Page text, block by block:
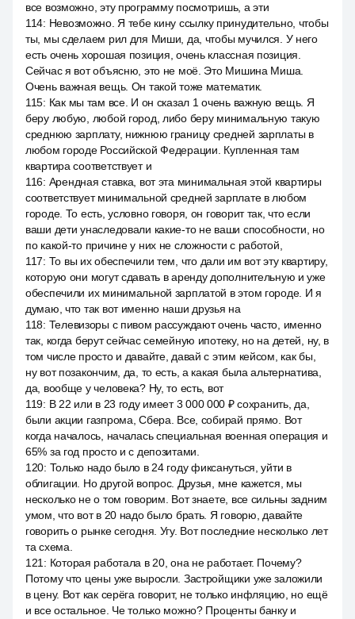
все возможно, эту программу посмотришь, а эти
114: Невозможно. Я тебе кину ссылку принудительно, чтобы
ты, мы сделаем рил для Миши, да, чтобы мучился. У него
есть очень хорошая позиция, очень классная позиция.
Сейчас я вот объясню, это не моё. Это Мишина Миша.
Очень важная вещь. Он такой тоже математик.
115: Как мы там все. И он сказал 1 очень важную вещь. Я
беру любую, любой город, либо беру минимальную такую
среднюю зарплату, нижнюю границу средней зарплаты в
любом городе Российской Федерации. Купленная там
квартира соответствует и
116: Арендная ставка, вот эта минимальная этой квартиры
соответствует минимальной средней зарплате в любом
городе. То есть, условно говоря, он говорит так, что если
ваши дети унаследовали какие-то не ваши способности, но
по какой-то причине у них не сложности с работой,
117: То вы их обеспечили тем, что дали им вот эту квартиру,
которую они могут сдавать в аренду дополнительную и уже
обеспечили их минимальной зарплатой в этом городе. И я
думаю, что так вот именно наши друзья на
118: Телевизоры с пивом рассуждают очень часто, именно
так, когда берут сейчас семейную ипотеку, но на детей, ну, в
том числе просто и давайте, давай с этим кейсом, как бы,
ну вот позакончим, да, то есть, а какая была альтернатива,
да, вообще у человека? Ну, то есть, вот
119: В 22 или в 23 году имеет 3 000 000 ₽ сохранить, да,
были акции газпрома, Сбера. Все, собирай прямо. Вот
когда началось, началась специальная военная операция и
65% за год просто и с депозитами.
120: Только надо было в 24 году фиксануться, уйти в
облигации. Но другой вопрос. Друзья, мне кажется, мы
несколько не о том говорим. Вот знаете, все сильны задним
умом, что вот в 20 надо было брать. Я говорю, давайте
говорить о рынке сегодня. Угу. Вот последние несколько лет
та схема.
121 : Которая работала в 20, она не работает. Почему?
Потому что цены уже выросли. Застройщики уже заложили
в цену. Вот как серёга говорит, не только инфляцию, но ещё
и все остальное. Че только можно? Проценты банку и